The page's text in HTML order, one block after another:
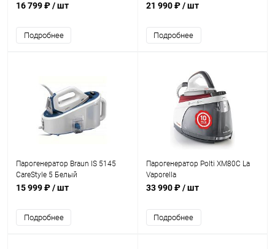
16 799 ₽/ шт
Подробнее
21 990 ₽/ шт
Подробнее
Парогенератор Braun IS 5145
CareStyle 5 Белый
15 999 ₽/ шт
Подробнее
Парогенератор Polti XM80C La
Vaporella
33 990 ₽/ шт
Подробнее